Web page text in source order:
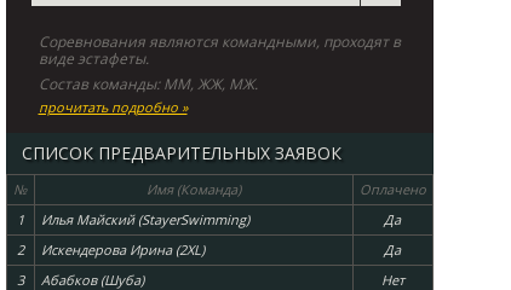
Соревнования являются командными, проходят в
виде эстафеты.
Состав команды: ММ, ЖЖ, МЖ.
прочитать подробно »
СПИСОК ПРЕДВАРИТЕЛЬНЫХ ЗАЯВОК
№ Имя (Команда)
Оплачено
1
Илья Майский (StayerSwimming)
Да
2
Искендерова Ирина (2XL)
Да
3
Абабков (Шуба)
Нет